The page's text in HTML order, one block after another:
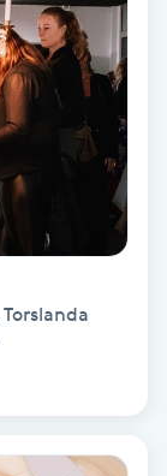
Torslanda